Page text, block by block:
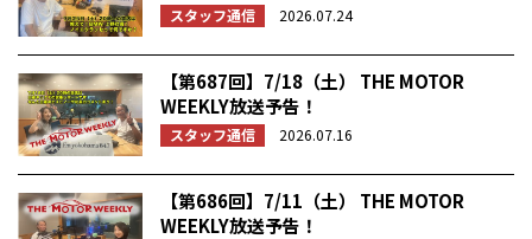
スタッフ通信 2026.07.24
【第687回】7/18（土） THE MOTOR
WEEKLY放送予告！
スタッフ通信 2026.07.16
【第686回】7/11（土） THE MOTOR
WEEKLY放送予告！